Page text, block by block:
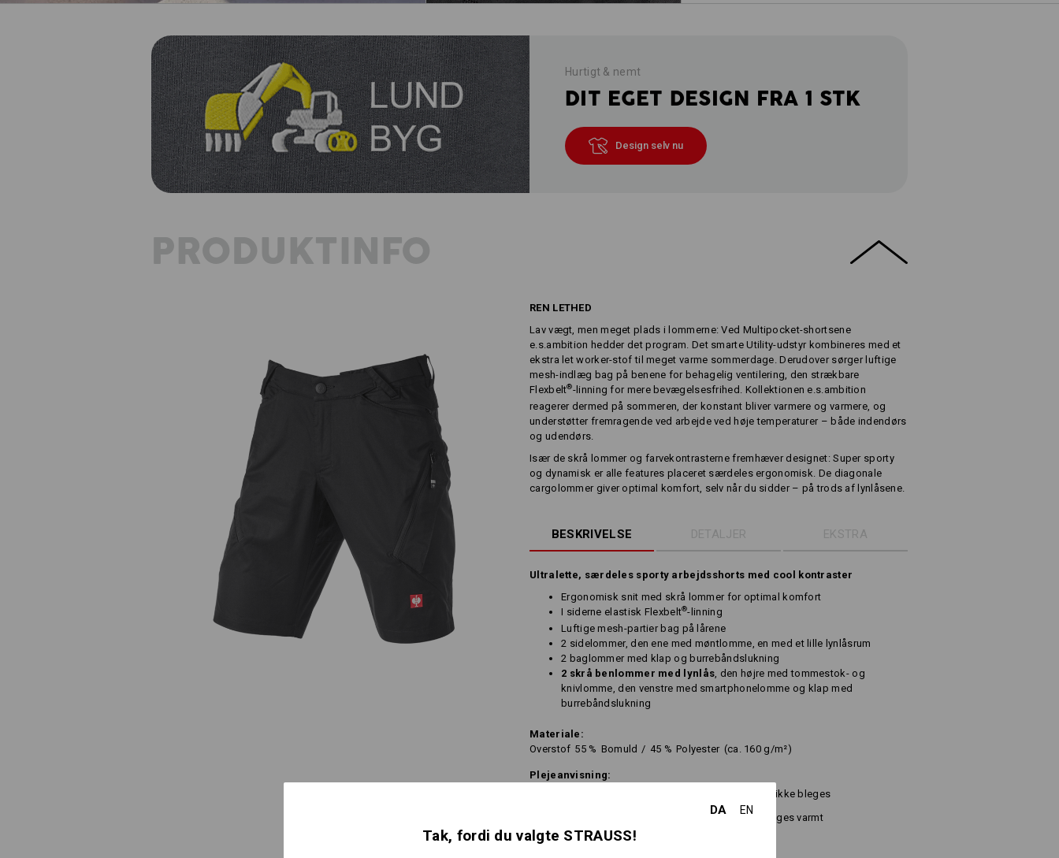
Hurtigt & nemt
DIT EGET DESIGN FRA 1 STK
Design selv nu
PRODUKTINFO
REN LETHED
Lav vægt, men meget plads i lommerne: Ved Multipocket-shortsene
e.s.ambition hedder det program. Det smarte Utility-udstyr kombineres med et
ekstra let worker-stof til meget varme sommerdage. Derudover sørger luftige
mesh-indlæg bag på benene for behagelig ventilering, den strækbare
Flexbelt®-linning for mere bevægelsesfrihed. Kollektionen e.s.ambition
reagerer dermed på sommeren, der konstant bliver varmere og varmere, og
understøtter fremragende ved arbejde ved høje temperaturer – både indendørs
og udendørs.
Især de skrå lommer og farvekontrasterne fremhæver designet: Super sporty
og dynamisk er alle features placeret særdeles ergonomisk. De diagonale
cargolommer giver optimal komfort, selv når du sidder – på trods af lynlåsene.
BESKRIVELSE DETALJER EKSTRA
Ultralette, særdeles sporty arbejdsshorts med cool kontraster
Ergonomisk snit med skrå lommer for optimal komfort
I siderne elastisk Flexbelt®-linning
Luftige mesh-partier bag på lårene
2 sidelommer, den ene med møntlomme, en med et lille lynlåsrum
2 baglommer med klap og burrebåndslukning
2 skrå benlommer med lynlås, den højre med tommestok- og
knivlomme, den venstre med smartphonelomme og klap med
burrebåndslukning
Materiale:
Overstof 55 % Bomuld / 45 % Polyester (ca. 160 g/m²)
Plejeanvisning:
Må ikke bleges
Stryges varmt
Må ikke renses kemisk
DA EN
Tak, fordi du valgte STRAUSS!